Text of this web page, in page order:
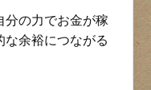
分の力でお金が稼
な余裕につながる